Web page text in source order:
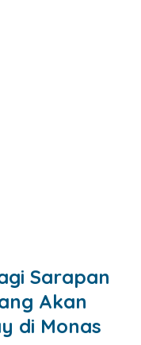
Sarapan
Akan
di Monas